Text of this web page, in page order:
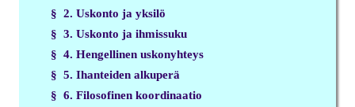
§ 2. Uskonto ja yksilö
§ 3. Uskonto ja ihmissuku
§ 4. Hengellinen uskonyhteys
§ 5. Ihanteiden alkuperä
§ 6. Filosofinen koordinaatio